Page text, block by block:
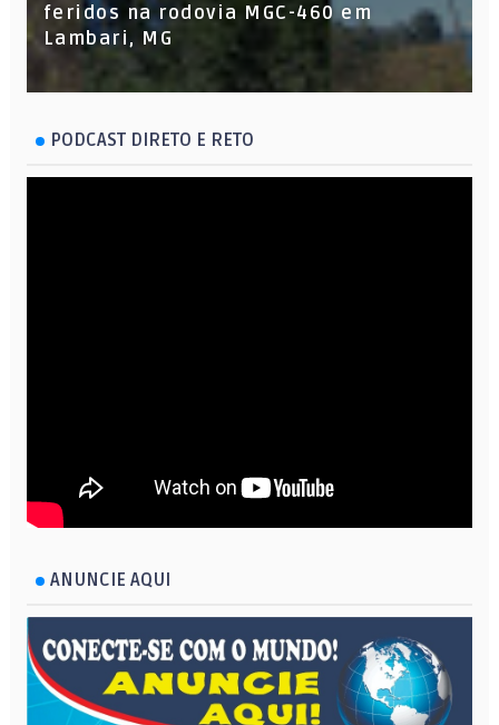
feridos na rodovia MGC-460 em
Lambari, MG
PODCAST DIRETO E RETO
ANUNCIE AQUI